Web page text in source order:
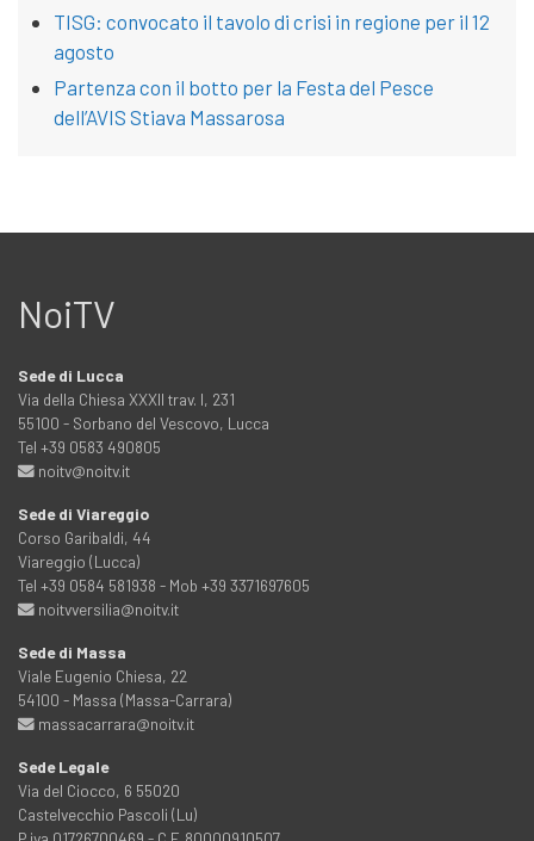
TISG: convocato il tavolo di crisi in regione per il 12
agosto
Partenza con il botto per la Festa del Pesce
dell’AVIS Stiava Massarosa
NoiTV
Sede di Lucca
Via della Chiesa XXXII trav. I, 231
55100 - Sorbano del Vescovo, Lucca
Tel +39 0583 490805
noitv@noitv.it
Sede di Viareggio
Corso Garibaldi, 44
Viareggio (Lucca)
Tel +39 0584 581938 - Mob +39 3371697605
noitvversilia@noitv.it
Sede di Massa
Viale Eugenio Chiesa, 22
54100 - Massa (Massa-Carrara)
massacarrara@noitv.it
Sede Legale
Via del Ciocco, 6 55020
Castelvecchio Pascoli (Lu)